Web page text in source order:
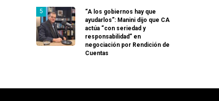
“A los gobiernos hay que
ayudarlos”: Manini dijo que CA
actúa “con seriedad y
responsabilidad” en
negociación por Rendición de
Cuentas